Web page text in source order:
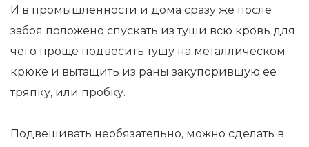
И в промышленности и дома сразу же после
забоя положено спускать из туши всю кровь для
чего проще подвесить тушу на металлическом
крюке и вытащить из раны закупорившую ее
тряпку, или пробку.
Подвешивать необязательно, можно сделать в